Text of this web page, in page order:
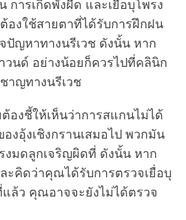
การเกิดพังผืด และเยื่อบุโพรง
องใช้สายตาที่ได้รับการฝึกฝน
ปัญหาทางนรีเวช ดังนั้น หาก
นด์ อย่างน้อยก็ควรไปที่คลินิก
าญทางนรีเวช
องชี้ให้เห็นว่าการสแกนไม่ได้
งอุ้งเชิงกรานเสมอไป พวกมัน
งมดลูกเจริญผิดที่ ดังนั้น หาก
คิดว่าคุณได้รับการตรวจเยื่อบุ
ล้ว คุณอาจจะยังไม่ได้ตรวจ